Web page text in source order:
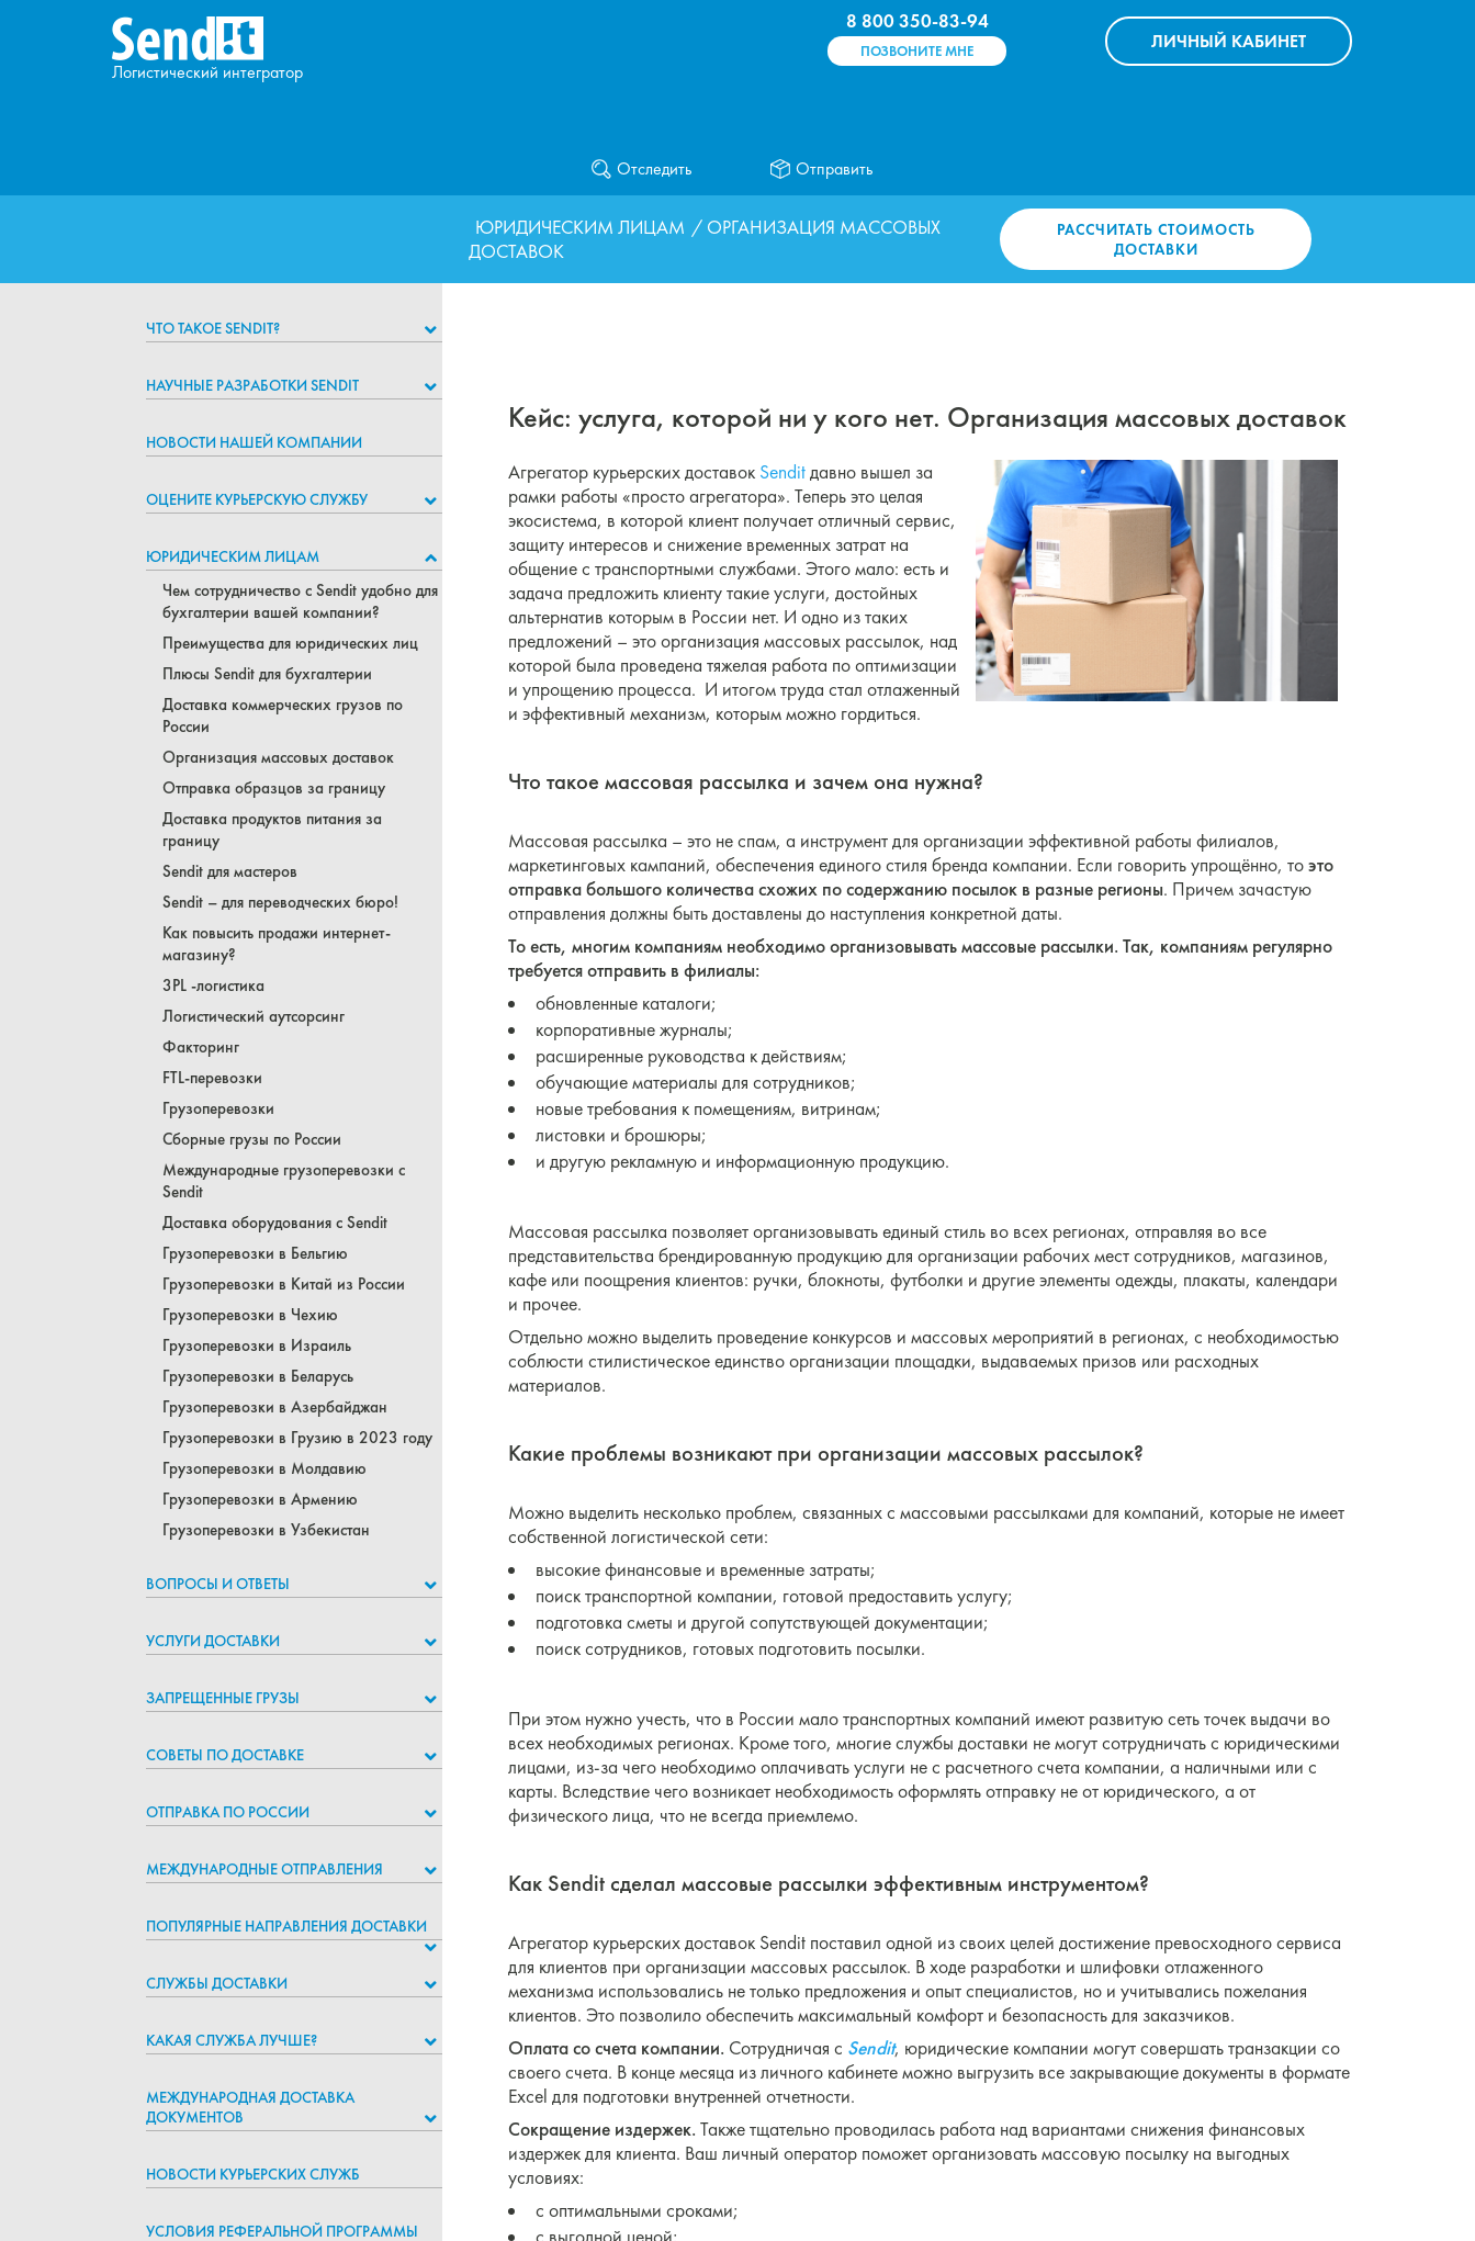
8 800 350-83-94
ПОЗВОНИТЕ МНЕ ЛИЧНЫЙ КАБИНЕТ
Логистический интегратор
Отследить Отправить
ЮРИДИЧЕСКИМ ЛИЦАМ / ОРГАНИЗАЦИЯ МАССОВЫХ
ДОСТАВОК
РАССЧИТАТЬ СТОИМОСТЬ
ДОСТАВКИ
ЧТО ТАКОЕ SENDIT?
НАУЧНЫЕ РАЗРАБОТКИ SENDIT
НОВОСТИ НАШЕЙ КОМПАНИИ
ОЦЕНИТЕ КУРЬЕРСКУЮ СЛУЖБУ
ЮРИДИЧЕСКИМ ЛИЦАМ
Чем сотрудничество с Sendit удобно для
бухгалтерии вашей компании?
Преимущества для юридических лиц
Плюсы Sendit для бухгалтерии
Доставка коммерческих грузов по
России
Организация массовых доставок
Отправка образцов за границу
Доставка продуктов питания за
границу
Sendit для мастеров
Sendit – для переводческих бюро!
Как повысить продажи интернет-
магазину?
3PL -логистика
Логистический аутсорсинг
Факторинг
FTL-перевозки
Грузоперевозки
Сборные грузы по России
Международные грузоперевозки с
Sendit
Доставка оборудования с Sendit
Грузоперевозки в Бельгию
Грузоперевозки в Китай из России
Грузоперевозки в Чехию
Грузоперевозки в Израиль
Грузоперевозки в Беларусь
Грузоперевозки в Азербайджан
Грузоперевозки в Грузию в 2023 году
Грузоперевозки в Молдавию
Грузоперевозки в Армению
Грузоперевозки в Узбекистан
ВОПРОСЫ И ОТВЕТЫ
УСЛУГИ ДОСТАВКИ
ЗАПРЕЩЕННЫЕ ГРУЗЫ
СОВЕТЫ ПО ДОСТАВКЕ
ОТПРАВКА ПО РОССИИ
МЕЖДУНАРОДНЫЕ ОТПРАВЛЕНИЯ
ПОПУЛЯРНЫЕ НАПРАВЛЕНИЯ ДОСТАВКИ
СЛУЖБЫ ДОСТАВКИ
КАКАЯ СЛУЖБА ЛУЧШЕ?
МЕЖДУНАРОДНАЯ ДОСТАВКА
ДОКУМЕНТОВ
НОВОСТИ КУРЬЕРСКИХ СЛУЖБ
УСЛОВИЯ РЕФЕРАЛЬНОЙ ПРОГРАММЫ
Кейс: услуга, которой ни у кого нет. Организация массовых доставок
Агрегатор курьерских доставок Senditдавно вышел за
рамки работы «просто агрегатора». Теперь это целая
экосистема, в которой клиент получает отличный сервис,
защиту интересов и снижение временных затрат на
общение с транспортными службами. Этого мало: есть и
задача предложить клиенту такие услуги, достойных
альтернатив которым в России нет. И одно из таких
предложений – это организация массовых рассылок, над
которой была проведена тяжелая работа по оптимизации
и упрощению процесса. И итогом труда стал отлаженный
и эффективный механизм, которым можно гордиться.
Что такое массовая рассылка и зачем она нужна?
Массовая рассылка – это не спам, а инструмент для организации эффективной работы филиалов,
маркетинговых кампаний, обеспечения единого стиля бренда компании. Если говорить упрощённо, тоэто
отправка большого количества схожих по содержанию посылок в разные регионы. Причем зачастую
отправления должны быть доставлены до наступления конкретной даты.
То есть, многим компаниям необходимо организовывать массовые рассылки. Так, компаниям регулярно
требуется отправить в филиалы:
обновленные каталоги;
корпоративные журналы;
расширенные руководства к действиям;
обучающие материалы для сотрудников;
новые требования к помещениям, витринам;
листовки и брошюры;
и другую рекламную и информационную продукцию.
Массовая рассылка позволяет организовывать единый стиль во всех регионах, отправляя во все
представительства брендированную продукцию для организации рабочих мест сотрудников, магазинов,
кафе или поощрения клиентов: ручки, блокноты, футболки и другие элементы одежды, плакаты, календари
и прочее.
Отдельно можно выделить проведение конкурсов и массовых мероприятий в регионах, с необходимостью
соблюсти стилистическое единство организации площадки, выдаваемых призов или расходных
материалов.
Какие проблемы возникают при организации массовых рассылок?
Можно выделить несколько проблем, связанных с массовыми рассылками для компаний, которые не имеет
собственной логистической сети:
высокие финансовые и временные затраты;
поиск транспортной компании, готовой предоставить услугу;
подготовка сметы и другой сопутствующей документации;
поиск сотрудников, готовых подготовить посылки.
При этом нужно учесть, что в России мало транспортных компаний имеют развитую сеть точек выдачи во
всех необходимых регионах. Кроме того, многие службы доставки не могут сотрудничать с юридическими
лицами, из-за чего необходимо оплачивать услуги не с расчетного счета компании, а наличными или с
карты. Вследствие чего возникает необходимость оформлять отправку не от юридического, а от
физического лица, что не всегда приемлемо.
Как Sendit сделал массовые рассылки эффективным инструментом?
Агрегатор курьерских доставок Sendit поставил одной из своих целей достижение превосходного сервиса
для клиентов при организации массовых рассылок. В ходе разработки и шлифовки отлаженного
механизма использовались не только предложения и опыт специалистов, но и учитывались пожелания
клиентов. Это позволило обеспечить максимальный комфорт и безопасность для заказчиков.
Оплата со счета компании. Сотрудничая с Sendit, юридические компании могут совершать транзакции со
своего счета. В конце месяца из личного кабинете можно выгрузить все закрывающие документы в формате
Exсel для подготовки внутренней отчетности.
Сокращение издержек. Также тщательно проводилась работа над вариантами снижения финансовых
издержек для клиента. Ваш личный оператор поможет организовать массовую посылку на выгодных
условиях:
с оптимальными сроками;